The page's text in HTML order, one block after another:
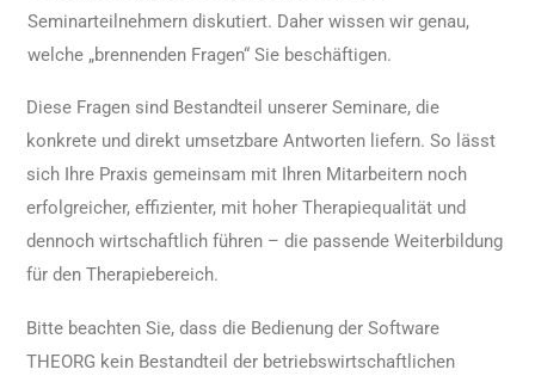
Seminarteilnehmern diskutiert. Daher wissen wir genau,
welche „brennenden Fragen“ Sie beschäftigen.
Diese Fragen sind Bestandteil unserer Seminare, die
konkrete und direkt umsetzbare Antworten liefern. So lässt
sich Ihre Praxis gemeinsam mit Ihren Mitarbeitern noch
erfolgreicher, effizienter, mit hoher Therapiequalität und
dennoch wirtschaftlich führen – die passende Weiterbildung
für den Therapiebereich.
Bitte beachten Sie, dass die Bedienung der Software
THEORG kein Bestandteil der betriebswirtschaftlichen